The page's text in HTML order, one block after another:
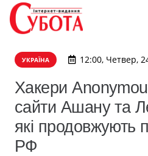
УКРАЇНА 12:00, Четвер,
Хакери
сайти Ашану та
які продовжують
РФ